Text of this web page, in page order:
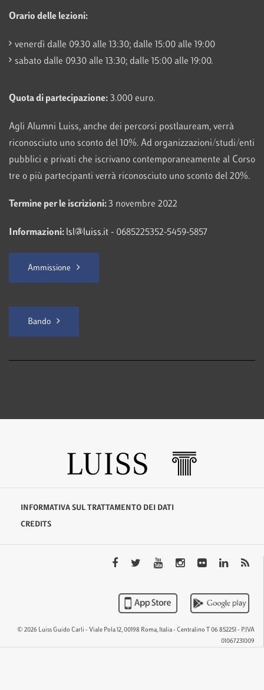
Orario delle lezioni:
venerdì dalle 09.30 alle 13:30; dalle 15:00 alle 19:00
sabato dalle 09.30 alle 13:30; dalle 15:00 alle 19:00.
Quota di partecipazione:3.000 euro.
Agli Alumni Luiss, anche dei percorsi postlauream, verrà
riconosciuto uno sconto del 10%. Ad organizzazioni/studi/enti
pubblici e privati che iscrivano contemporaneamente al Corso
tre o più partecipanti verrà riconosciuto uno sconto del 20%.
Termine per le iscrizioni:3 novembre 2022
Informazioni: lsl@luiss.it - 0685225352-5459-5857
Ammissione
Bando
INFORMATIVA SUL TRATTAMENTO DEI DATI
CREDITS
© 2026 Luiss Guido Carli - Viale Pola 12, 00198 Roma, Italia - Centralino T 06 852251 - P.IVA
01067231009